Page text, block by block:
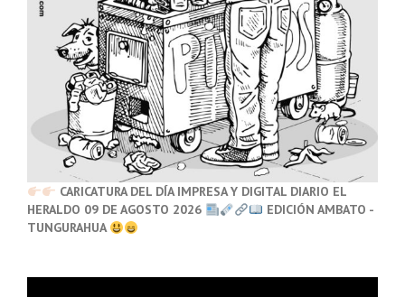
CARICATURA DEL DÍA IMPRESA Y DIGITAL DIARIO EL
HERALDO 09 DE AGOSTO 2026
EDICIÓN AMBATO -
TUNGURAHUA